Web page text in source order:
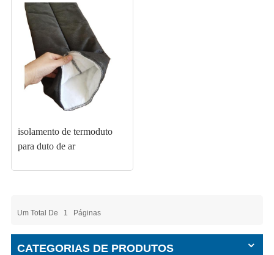
isolamento de termoduto
para duto de ar
Um Total De 1 Páginas
CATEGORIAS DE PRODUTOS